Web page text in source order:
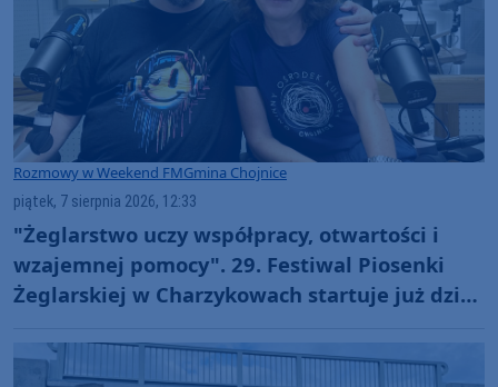
Rozmowy w Weekend FMGmina Chojnice
piątek, 7 sierpnia 2026, 12:33
"Żeglarstwo uczy współpracy, otwartości i
wzajemnej pomocy". 29. Festiwal Piosenki
Żeglarskiej w Charzykowach startuje już dziś.
(ROZMOWA)